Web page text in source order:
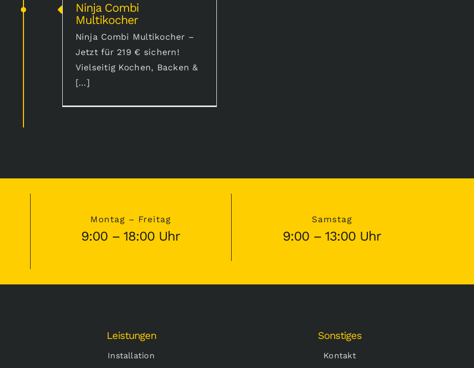
Ninja Combi
Multikocher
Ninja Combi Multikocher –
Jetzt für 219 € sichern!
Vielseitig Kochen, Backen &
[...]
Montag – Freitag
9:00 – 18:00 Uhr
Samstag
9:00 – 13:00 Uhr
Leistungen
Installation
Sonstiges
Kontakt